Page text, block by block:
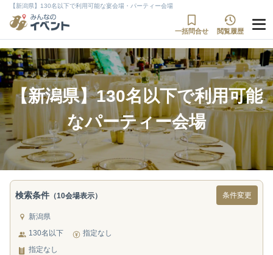
【新潟県】130名以下で利用可能な宴会場・パーティー会場
一括問合せ 閲覧履歴
【新潟県】130名以下で利用可能
なパーティー会場
検索条件 （10会場表示） 条件変更
新潟県
130名以下
指定なし
指定なし